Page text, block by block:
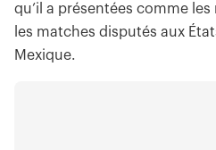
qu’il a présentées comme les
les matches disputés aux
Mexique.